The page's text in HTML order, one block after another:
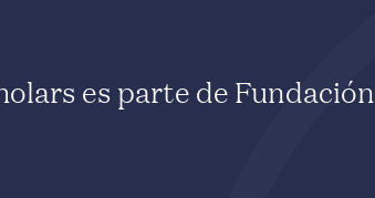
es parte de Fundación